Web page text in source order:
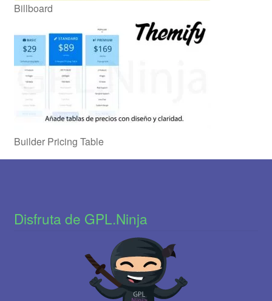
Billboard
Builder Pricing Table
Disfruta de GPL.Ninja